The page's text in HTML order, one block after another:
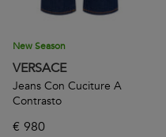
New Season
VERSACE
Jeans Con Cuciture A
Contrasto
€ 980